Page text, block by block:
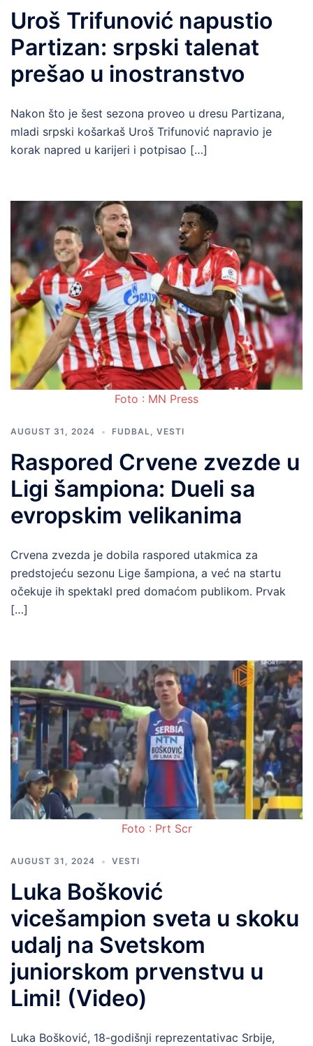
Uroš Trifunović napustio
Partizan: srpski talenat
prešao u inostranstvo
Nakon što je šest sezona proveo u dresu Partizana,
mladi srpski košarkaš Uroš Trifunović napravio je
korak napred u karijeri i potpisao […]
Foto : MN Press
AUGUST 31, 2024 FUDBAL, VESTI
Raspored Crvene zvezde u
Ligi šampiona: Dueli sa
evropskim velikanima
Crvena zvezda je dobila raspored utakmica za
predstojeću sezonu Lige šampiona, a već na startu
očekuje ih spektakl pred domaćom publikom. Prvak
[…]
Foto : Prt Scr
AUGUST 31, 2024 VESTI
Luka Bošković
vicešampion sveta u skoku
udalj na Svetskom
juniorskom prvenstvu u
Limi! (Video)
Luka Bošković, 18-godišnji reprezentativac Srbije,